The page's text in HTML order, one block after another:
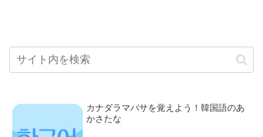
カナダラマバサを覚えよう！韓国語のあ
かさたな